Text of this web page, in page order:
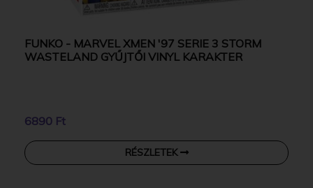
FUNKO - MARVEL XMEN '97 SERIE 3 STORM
WASTELAND GYŰJTŐI VINYL KARAKTER
6890 Ft
RÉSZLETEK